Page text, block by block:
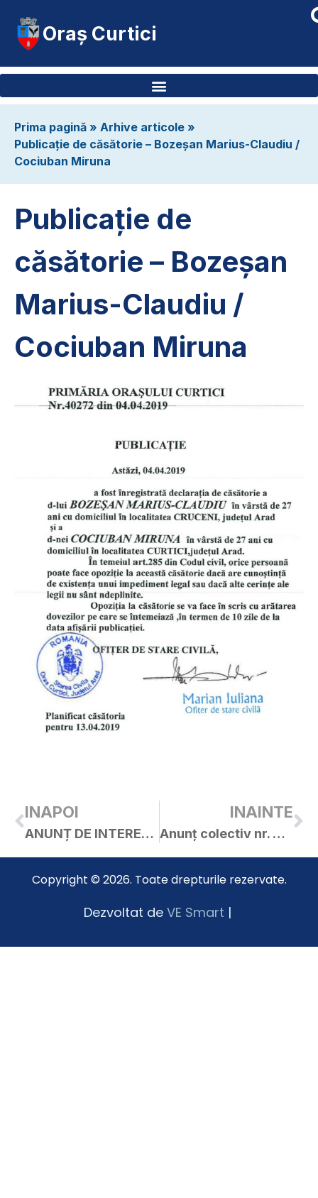
Oraș Curtici
Prima pagină » Arhive articole »
Publicație de căsătorie – Bozeșan Marius-Claudiu /
Cociuban Miruna
Publicație de
căsătorie – Bozeșan
Marius-Claudiu /
Cociuban Miruna
INAPOI
ANUNȚ DE INTERES PUBLIC
INAINTE
Anunț colectiv nr. 9714 /05.04.2019
Copyright © 2026. Toate drepturile rezervate.
Dezvoltat de VE Smart |